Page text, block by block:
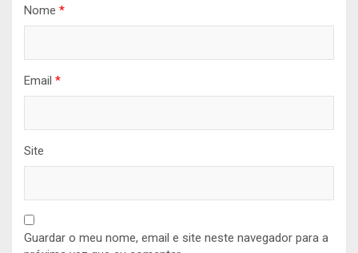
Nome *
Email *
Site
Guardar o meu nome, email e site neste navegador para a